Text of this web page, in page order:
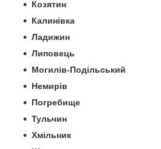
Козятин
Калинівка
Ладижин
Липовець
Могилів-Подільський
Немирів
Погребище
Тульчин
Хмільник